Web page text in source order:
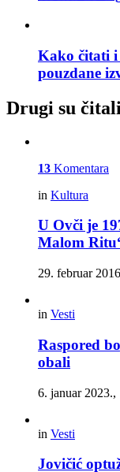
Kako čitati
pouzdane
Drugi su
13 Komentara
in Kultura
U Ovči je
Malom
29. februar
in Vesti
Raspored
obali
6. januar 2023.,
in Vesti
Jovičić